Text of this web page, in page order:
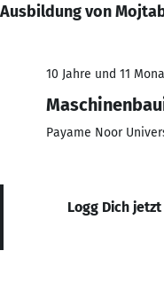
Ausbildung von
10 Jahre und 11
Payame Noor
Logg Dich